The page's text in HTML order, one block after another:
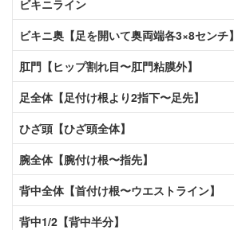
ビキニライン
ビキニ奥【足を開いて奥両端各3×8センチ】
肛門【ヒップ割れ目〜肛門粘膜外】
足全体【足付け根より2指下〜足先】
ひざ頭【ひざ頭全体】
腕全体【腕付け根〜指先】
背中全体【首付け根〜ウエストライン】
背中1/2【背中半分】